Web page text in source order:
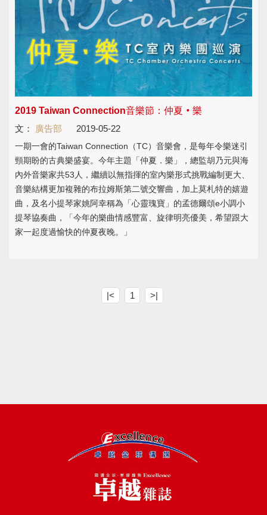
2019 Taiwan Connection音樂節：仲夏‧樂
文：
廣告部 2019-05-22
一期一會的Taiwan Connection（TC）音樂會，是每年令樂迷引
頸期盼的古典樂盛宴。今年主題「仲夏．樂」，總監胡乃元與海
內外音樂家共53人，繼續以無指揮的室內樂形式挑戰編制更大、
音樂結構更加複雜的布拉姆斯第二號交響曲，加上莫札特的嬉遊
曲，及名小提琴家姚阿幸稱為「心靈瑰寶」的孟德爾頌e小調小
提琴協奏曲，「今年的樂曲情感豐富、旋律明亮優美，希望跟大
家一起度過愉快的仲夏夜晚。」
|< 1 >|